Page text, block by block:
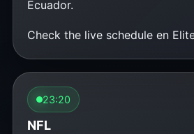
Ecuador.
Check the live schedule en
23:20
NFL